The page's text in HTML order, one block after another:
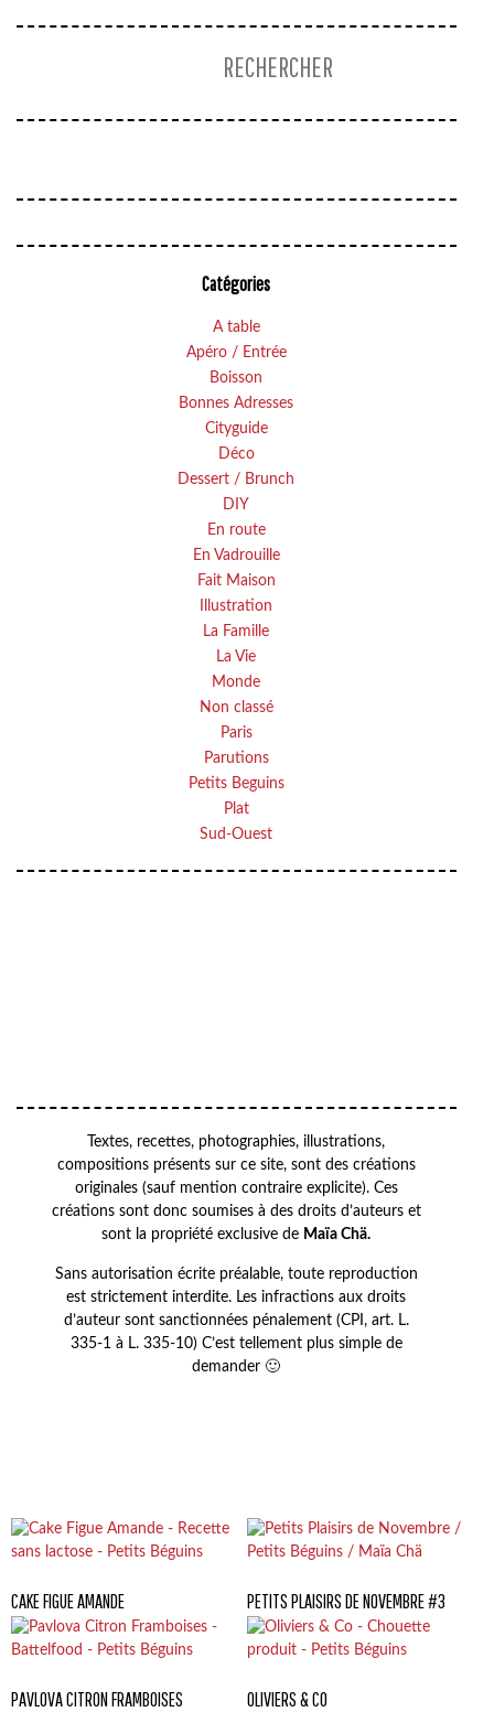
Catégories
A table
Apéro / Entrée
Boisson
Bonnes Adresses
Cityguide
Déco
Dessert / Brunch
DIY
En route
En Vadrouille
Fait Maison
Illustration
La Famille
La Vie
Monde
Non classé
Paris
Parutions
Petits Beguins
Plat
Sud-Ouest
Textes, recettes, photographies, illustrations,
compositions présents sur ce site, sont des créations
originales (sauf mention contraire explicite). Ces
créations sont donc soumises à des droits d’auteurs et
sont la propriété exclusive de Maïa Chä.
Sans autorisation écrite préalable, toute reproduction
est strictement interdite. Les infractions aux droits
d’auteur sont sanctionnées pénalement (CPI, art. L.
335-1 à L. 335-10) C’est tellement plus simple de
demander 🙂
CAKE FIGUE AMANDE PETITS PLAISIRS DE NOVEMBRE #3
PAVLOVA CITRON FRAMBOISES OLIVIERS & CO